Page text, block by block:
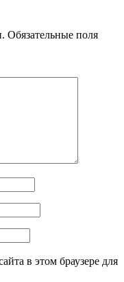
Обязательные поля
в этом браузере для